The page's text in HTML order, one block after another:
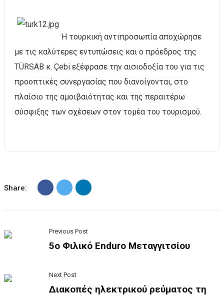
Η τουρκική αντιπροσωπία αποχώρησε
με τις καλύτερες εντυπώσεις και ο πρόεδρος της
TÜRSAB κ. Çebi εξέφρασε την αισιοδοξία του για τις
προοπτικές συνεργασίας που διανοίγονται, στο
πλαίσιο της αμοιβαιότητας και της περαιτέρω
σύσφιξης των σχέσεων στον τομέα του τουρισμού.
Share:
Previous Post
5ο Φιλικό Enduro Μεταγγιτσίου
Next Post
Διακοπές ηλεκτρικού ρεύματος τη